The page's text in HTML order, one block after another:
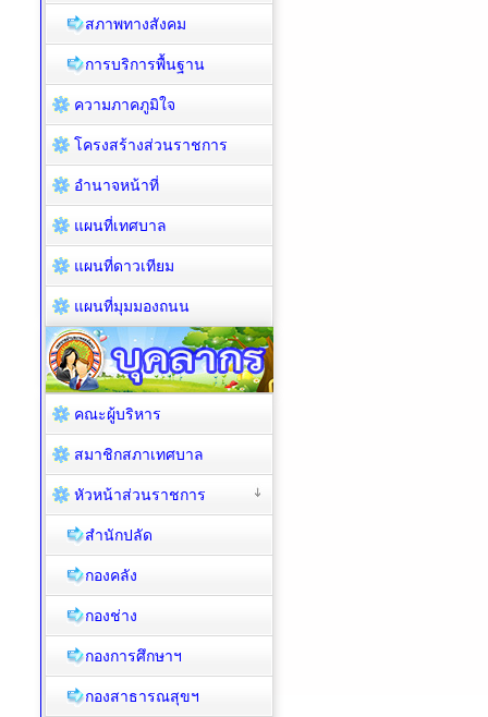
สภาพทางสังคม
การบริการพื้นฐาน
ความภาคภูมิใจ
โครงสร้างส่วนราชการ
อำนาจหน้าที่
แผนที่เทศบาล
แผนที่ดาวเทียม
แผนที่มุมมองถนน
คณะผู้บริหาร
สมาชิกสภาเทศบาล
หัวหน้าส่วนราชการ
สำนักปลัด
กองคลัง
กองช่าง
กองการศึกษาฯ
กองสาธารณสุขฯ